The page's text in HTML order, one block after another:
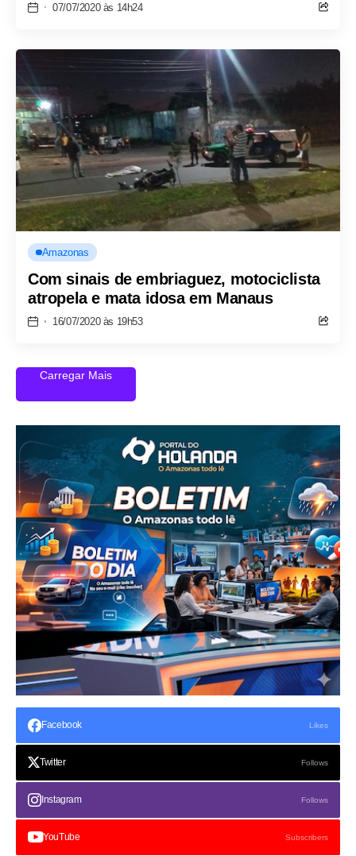
07/07/2020 às 14h24
Amazonas
Com sinais de embriaguez, motociclista
atropela e mata idosa em Manaus
16/07/2020 às 19h53
Carregar Mais
Facebook Likes
Twitter Follows
Instagram Follows
YouTube Subscribers